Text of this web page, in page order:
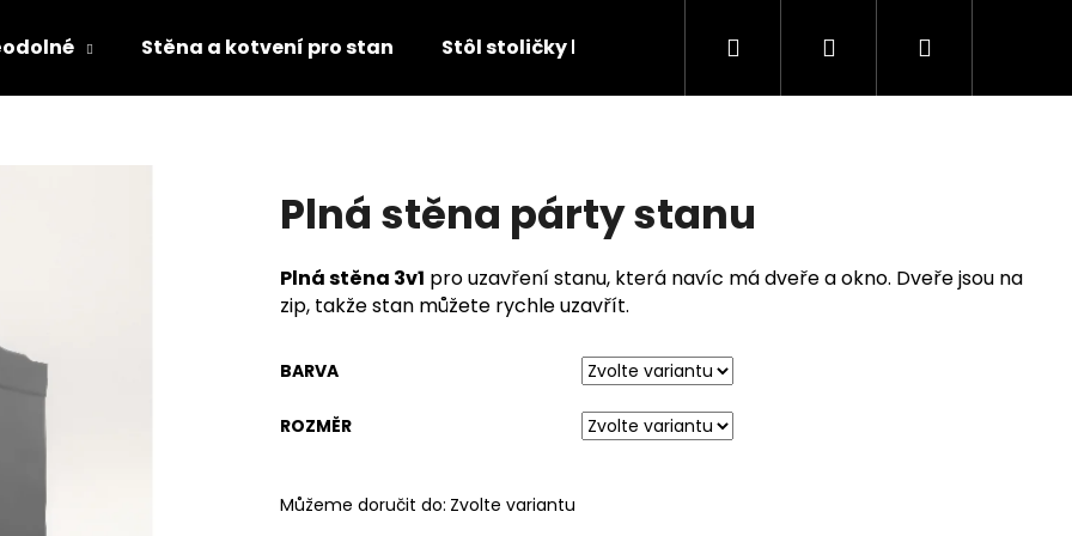
Stěna a kotvení pro stan Stôl stoličky lavice Podmínky ochrany osobních údajů
Hledat PřihlášeníNákupní
Plná stěna párty stanu
Plná stěna 3v1 pro uzavření stanu, která navíc má dveře a okno. Dveře jsou na
zip, takže stan můžete rychle uzavřít.
BARVA
ROZMĚR
Můžeme doručit do: Zvolte variantu
HLEDAT